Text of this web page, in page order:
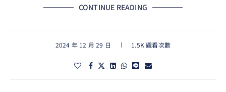
CONTINUE READING
2024 年 12 月 29 日 1.5K 觀看次數